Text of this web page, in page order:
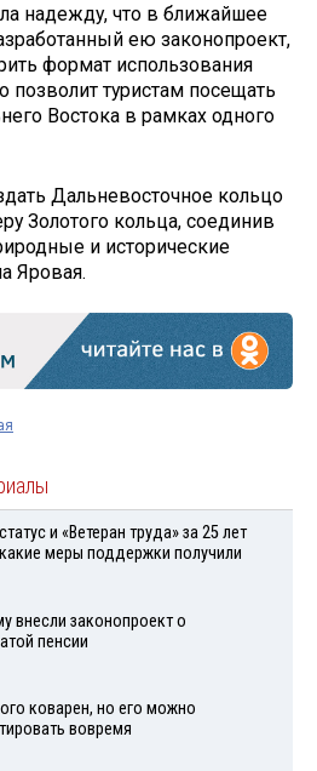
надежду, что в ближайшее
ею законопроект,
формат использования
позволит туристам посещать
Востока в рамках одного
Дальневосточное кольцо
Золотого кольца, соединив
и исторические
Яровая.
и «Ветеран труда» за 25 лет
меры поддержки получили
внесли законопроект о
пенсии
коварен, но его можно
вовремя